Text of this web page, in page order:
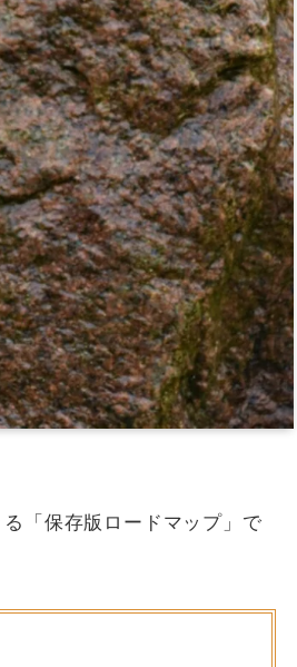
「保存版ロードマップ」で